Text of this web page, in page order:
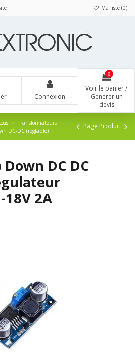
Ma liste (0)
Connexion
0
Voir le panier /
Générer un
devis
Transformateurs
DC-DC (réglable)
Page Produit
DC DC
18V 2A